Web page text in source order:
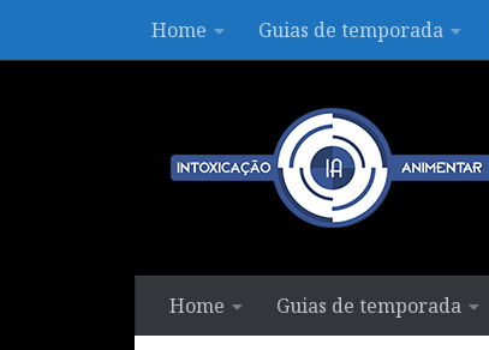
Skip to contentHome Guias de temporada
Home Guias de temporada